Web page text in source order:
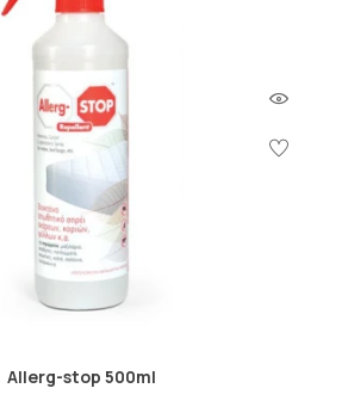
Allerg-stop 500ml